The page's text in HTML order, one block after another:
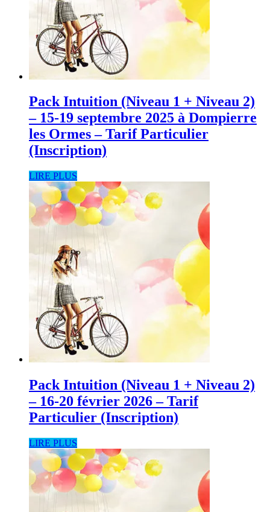
Pack Intuition (Niveau 1 + Niveau 2)
– 15-19 septembre 2025 à Dompierre
les Ormes – Tarif Particulier
(Inscription)
LIRE PLUS
Pack Intuition (Niveau 1 + Niveau 2)
– 16-20 février 2026 – Tarif
Particulier (Inscription)
LIRE PLUS